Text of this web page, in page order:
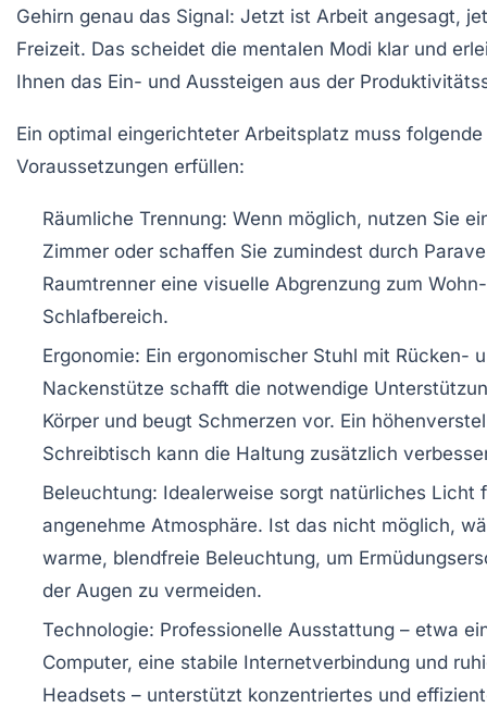
Gehirn genau das Signal: Jetzt ist Arbeit angesagt,
Freizeit. Das scheidet die mentalen Modi klar und
Ihnen das Ein- und Aussteigen aus der
Ein optimal eingerichteter Arbeitsplatz muss folgende
Voraussetzungen erfüllen:
Räumliche Trennung: Wenn möglich, nutzen Sie
Zimmer oder schaffen Sie zumindest durch
Raumtrenner eine visuelle Abgrenzung zum
Schlafbereich.
Ergonomie: Ein ergonomischer Stuhl mit Rücken-
Nackenstütze schafft die notwendige
Körper und beugt Schmerzen vor. Ein
Schreibtisch kann die Haltung zusätzlich
Beleuchtung: Idealerweise sorgt natürliches Licht
angenehme Atmosphäre. Ist das nicht möglich,
warme, blendfreie Beleuchtung, um
der Augen zu vermeiden.
Technologie: Professionelle Ausstattung – etwa
Computer, eine stabile Internetverbindung und
Headsets – unterstützt konzentriertes und